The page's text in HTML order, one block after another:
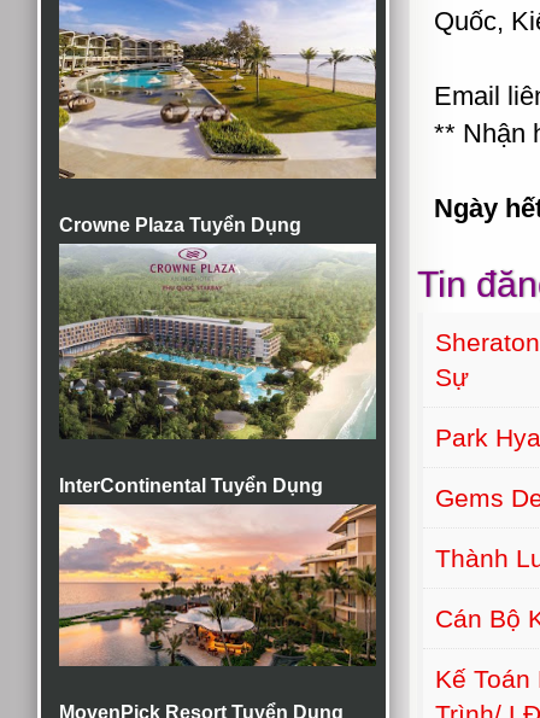
Crowne Plaza Tuyển Dụng
InterContinental Tuyển Dụng
MovenPick Resort Tuyển Dụng
Quốc,
Email
** Nhận
Ngày
Tin
Sự
Park
Gems
Thành
Cán Bộ
Kế